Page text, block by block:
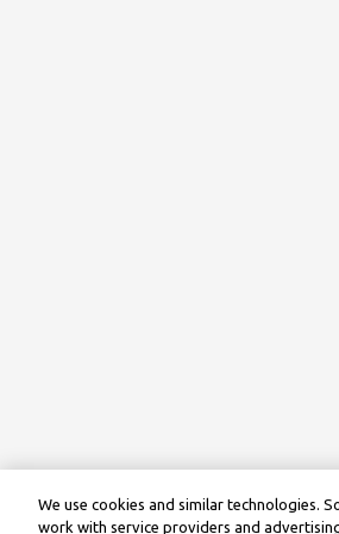
We use cookies and similar technologies.
work with service providers and